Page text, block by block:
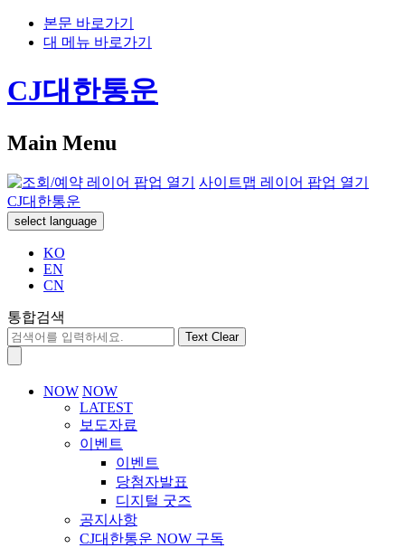
본문 바로가기
대 메뉴 바로가기
CJ대한통운
Main Menu
사이트맵 레이어 팝업 열기
CJ대한통운
select language
KO
EN
CN
통합검색
Text Clear
NOW NOW
LATEST
보도자료
이벤트
이벤트
당첨자발표
디지털 굿즈
공지사항
CJ대한통운 NOW 구독